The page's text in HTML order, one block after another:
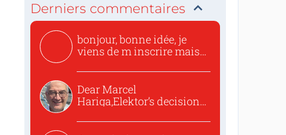
Derniers commentaires
bonjour, bonne idée, je
viens de m inscrire mais
Dear Marcel
Hariga,Elektor’s decision